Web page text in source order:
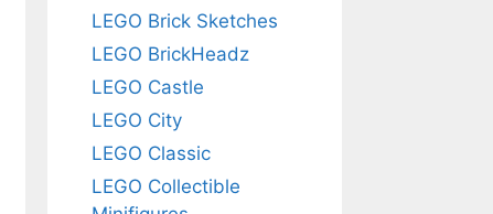
LEGO Brick Sketches
LEGO BrickHeadz
LEGO Castle
LEGO City
LEGO Classic
LEGO Collectible